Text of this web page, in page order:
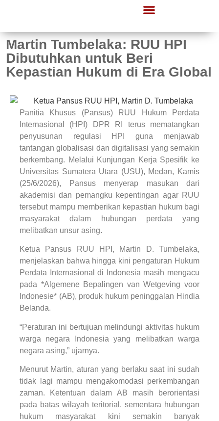
Martin Tumbelaka: RUU HPI
Dibutuhkan untuk Beri
Kepastian Hukum di Era Global
Panitia Khusus (Pansus) RUU Hukum Perdata
Internasional (HPI) DPR RI terus mematangkan
penyusunan regulasi HPI guna menjawab
tantangan globalisasi dan digitalisasi yang semakin
berkembang. Melalui Kunjungan Kerja Spesifik ke
Universitas Sumatera Utara (USU), Medan, Kamis
(25/6/2026), Pansus menyerap masukan dari
akademisi dan pemangku kepentingan agar RUU
tersebut mampu memberikan kepastian hukum bagi
masyarakat dalam hubungan perdata yang
melibatkan unsur asing.
Ketua Pansus RUU HPI, Martin D. Tumbelaka,
menjelaskan bahwa hingga kini pengaturan Hukum
Perdata Internasional di Indonesia masih mengacu
pada *Algemene Bepalingen van Wetgeving voor
Indonesie* (AB), produk hukum peninggalan Hindia
Belanda.
“Peraturan ini bertujuan melindungi aktivitas hukum
warga negara Indonesia yang melibatkan warga
negara asing,” ujarnya.
Menurut Martin, aturan yang berlaku saat ini sudah
tidak lagi mampu mengakomodasi perkembangan
zaman. Ketentuan dalam AB masih berorientasi
pada batas wilayah teritorial, sementara hubungan
hukum masyarakat kini semakin banyak